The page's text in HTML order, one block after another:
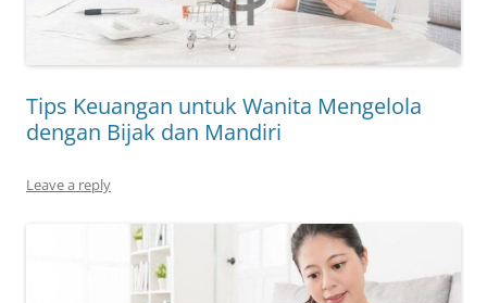
Tips Keuangan untuk Wanita Mengelola
dengan Bijak dan Mandiri
Leave a reply